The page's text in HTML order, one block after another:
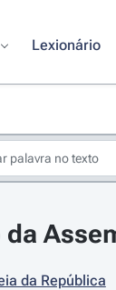
Lexionário
da República